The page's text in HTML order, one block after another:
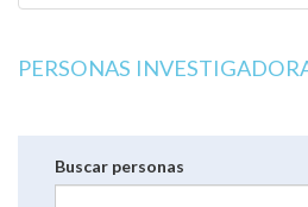
PERSONAS
Buscar personas